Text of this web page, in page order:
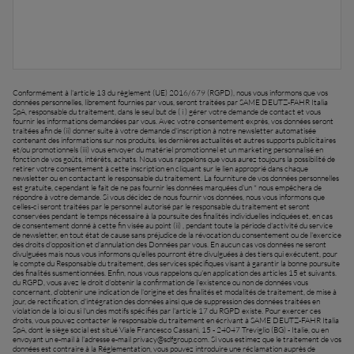
East and Pacific (English)
Europe (Deutsch)
(Deutsch)
(Español)
Demandez un devis Inscription Newsletter
Recherche de concessionnaires
Conformément à l'article 13 du règlement (UE) 2016/679 (RGPD), nous vous informons que vos
données personnelles, librement fournies par vous, seront traitées par SAME DEUTZ-FAHR Italia
SpA, responsable du traitement, dans le seul but de ( i ) gérer votre demande de contact et vous
fournir les informations demandées par vous. Avec votre consentement exprès, vos données seront
traitées afin de (ii) donner suite à votre demande d'inscription à notre newsletter automatisée
contenant des informations sur nos produits, les dernières actualités et autres supports publicitaires
et/ou promotionnels (iii) vous envoyer du matériel promotionnel et un marketing personnalisé en
fonction de vos goûts, intérêts, achats. Nous vous rappelons que vous aurez toujours la possibilité de
retirer votre consentement à cette inscription en cliquant sur le lien approprié dans chaque
newsletter ou en contactant le responsable du traitement. La fourniture de vos données personnelles
est gratuite, cependant le fait de ne pas fournir les données marquées d'un * nous empêchera de
répondre à votre demande. Si vous décidez de nous fournir vos données, nous vous informons que
celles-ci seront traitées par le personnel autorisé par le responsable du traitement et seront
conservées pendant le temps nécessaire à la poursuite des finalités individuelles indiquées et, en cas
de consentement donné à cette fin visée au point (ii) , pendant toute la période d'activité du service
de newsletter, en tout état de cause sans préjudice de la révocation du consentement ou de l'exercice
des droits d'opposition et d'annulation des Données par vous. En aucun cas vos données ne seront
divulguées mais nous vous informons qu'elles pourront être divulguées à des tiers qui exécutent, pour
le compte du Responsable du traitement, des services spécifiques visant à garantir la bonne poursuite
des finalités susmentionnées. Enfin, nous vous rappelons qu'en application des articles 15 et suivants.
du RGPD, vous avez le droit d'obtenir la confirmation de l'existence ou non de données vous
concernant, d'obtenir une indication de l'origine et des finalités et modalités de traitement, de mise à
jour, de rectification, d'intégration des données ainsi que de suppression des données traitées en
violation de la loi ou si l'un des motifs spécifiés par l'article 17 du RGPD existe. Pour exercer ces
droits, vous pouvez contacter le responsable du traitement en écrivant à SAME DEUTZ-FAHR Italia
SpA, dont le siège social est situé Viale Francesco Cassani, 15 - 24047 Treviglio (BG) - Italie, ou en
envoyant un e-mail à l'adresse e-mail privacy@sdfgroup.com . Si vous estimez que le traitement de vos
données est contraire à la Réglementation, vous pouvez introduire une réclamation auprès de